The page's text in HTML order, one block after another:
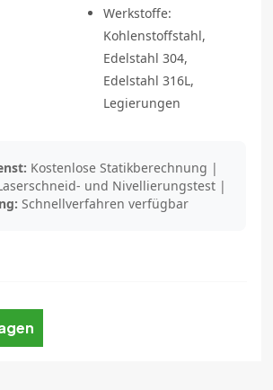
Werkstoffe:
Kohlenstoffstahl,
Edelstahl 304,
Edelstahl 316L,
Legierungen
Kostenlose Statikberechnung |
und Nivellierungstest |
Schnellverfahren verfügbar